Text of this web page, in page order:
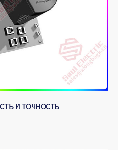
и точность